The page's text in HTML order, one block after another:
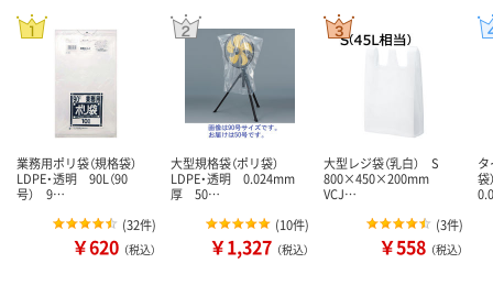
業務用ポリ袋（規格袋）
LDPE・透明 90L（90
号） 9…
(32件)
￥620 （税込）
大型規格袋（ポリ袋）
LDPE・透明 0.024mm
厚 50…
(10件)
￥1,327 （税込）
大型レジ袋（乳白） S
800×450×200mm
VCJ…
(3件)
￥558 （税込）
タ